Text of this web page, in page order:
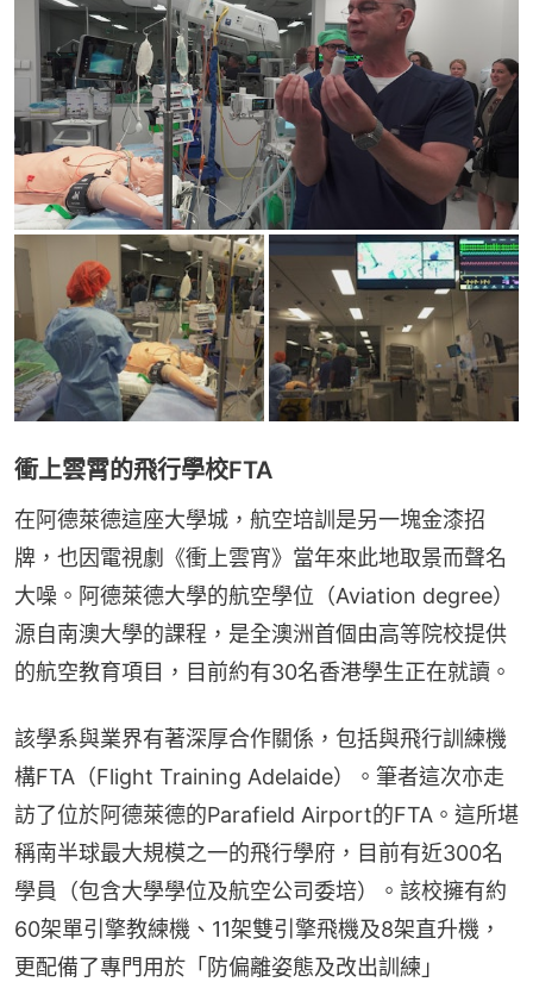
衝上雲霄的飛行學校FTA
在阿德萊德這座大學城，航空培訓是另一塊金漆招
牌，也因電視劇《衝上雲宵》當年來此地取景而聲名
大噪。阿德萊德大學的航空學位（Aviation degree）
源自南澳大學的課程，是全澳洲首個由高等院校提供
的航空教育項目，目前約有30名香港學生正在就讀。
該學系與業界有著深厚合作關係，包括與飛行訓練機
構FTA（Flight Training Adelaide）。筆者這次亦走
訪了位於阿德萊德的Parafield Airport的FTA。這所堪
稱南半球最大規模之一的飛行學府，目前有近300名
學員（包含大學學位及航空公司委培）。該校擁有約
60架單引擎教練機、11架雙引擎飛機及8架直升機，
更配備了專門用於「防偏離姿態及改出訓練」